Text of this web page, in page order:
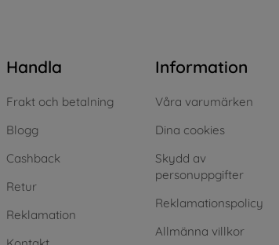
Handla
Frakt och betalning
Blogg
Cashback
Retur
Reklamation
Information
Våra varumärken
Dina cookies
Skydd av
personuppgifter
Reklamationspolicy
Allmänna villkor